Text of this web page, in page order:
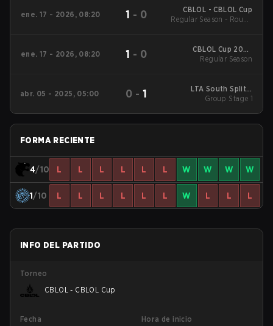
ene. 17 - 2026, 08:20 1 - 0
CBLOL - CBLOL Cup
Regular Season - Round
ene. 17 - 2026, 08:20 1 - 0
CBLOL Cup 2026
Regular Season
Regular Season
abr. 05 - 2025, 05:00 0 -1
LTA South Split 2
2025 Group Stage 1
Group Stage 1
FORMA RECIENTE
4/10 L L L L L L W W W W
1/10 L L L L L L W L L L
INFO DEL PARTIDO
Torneo
CBLOL - CBLOL Cup
Fecha
Hora de inicio